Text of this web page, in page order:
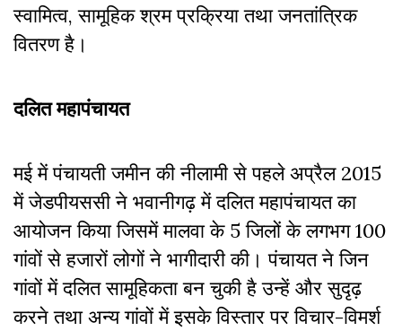
स्वामित्व, सामूहिक श्रम प्रक्रिया तथा जनतांत्रिक
वितरण है।
दलित महापंचायत
मई में पंचायती जमीन की नीलामी से पहले अप्रैल 2015
में जेडपीयससी ने भवानीगढ़ में दलित महापंचायत का
आयोजन किया जिसमें मालवा के 5 जिलों के लगभग 100
गांवों से हजारों लोगों ने भागीदारी की। पंचायत ने जिन
गांवों में दलित सामूहिकता बन चुकी है उन्हें और सुदृढ़
करने तथा अन्य गांवों में इसके विस्तार पर विचार-विमर्श